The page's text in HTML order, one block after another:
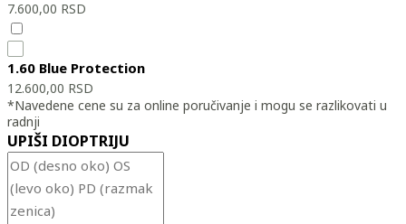
7.600,00 RSD
1.60 Blue Protection
12.600,00 RSD
*Navedene cene su za online poručivanje i mogu se razlikovati u
radnji
UPIŠI DIOPTRIJU